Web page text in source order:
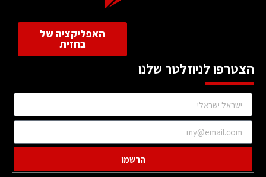
האפליקציה של
בחזית
הצטרפו לניוזלטר שלנו
הרשמו